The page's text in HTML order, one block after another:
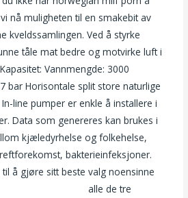
nå muligheten til en smakebit av
kveldssamlingen. Ved å styrke
tåle mat bedre og motvirke luft i
Vannmengde: 3000
bar ‍Horisontale split store naturlige
line pumper er enkle å installere i
Data som genereres kan brukes i
kjæledyrhelse og folkehelse,
bakterieinfeksjoner.
å gjøre sitt beste valg noensinne
alle de tre